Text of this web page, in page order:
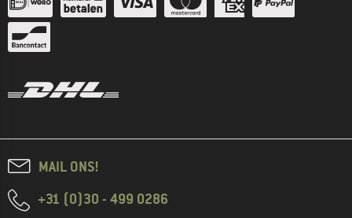
MAIL ONS!
+31 (0)30 - 499 0286